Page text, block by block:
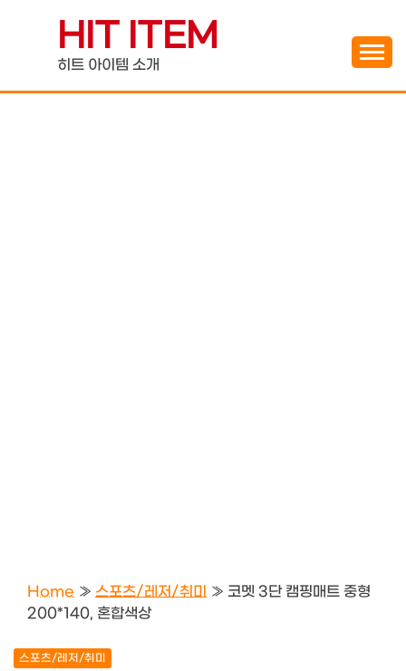
contentHIT ITEM
히트 아이템 소개
Home » 스포츠/레저/취미 » 코멧 3단 캠핑매트 중형
200*140, 혼합색상
스포츠/레저/취미